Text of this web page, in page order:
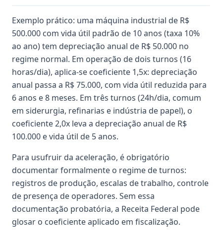
Exemplo prático: uma máquina industrial de R$
500.000 com vida útil padrão de 10 anos (taxa 10%
ao ano) tem depreciação anual de R$ 50.000 no
regime normal. Em operação de dois turnos (16
horas/dia), aplica-se coeficiente 1,5x: depreciação
anual passa a R$ 75.000, com vida útil reduzida para
6 anos e 8 meses. Em três turnos (24h/dia, comum
em siderurgia, refinarias e indústria de papel), o
coeficiente 2,0x leva a depreciação anual de R$
100.000 e vida útil de 5 anos.
Para usufruir da aceleração, é obrigatório
documentar formalmente o regime de turnos:
registros de produção, escalas de trabalho, controle
de presença de operadores. Sem essa
documentação probatória, a Receita Federal pode
glosar o coeficiente aplicado em fiscalização.